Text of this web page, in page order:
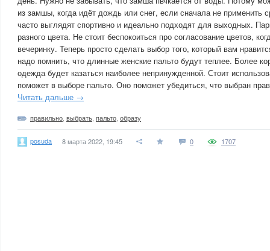
из замшы, когда идёт дождь или снег, если сначала не применить
часто выглядят спортивно и идеально подходят для выходных.
разного цвета. Не стоит беспокоиться про согласование цветов,
вечеринку. Теперь просто сделать выбор того, который вам
надо помнить, что длинные женские пальто будут теплее. Более
одежда будет казаться наиболее непринужденной. Стоит
поможет в выборе пальто. Оно поможет убедиться, что выбран
Читать дальше →
правильно выбрать пальто образу
posuda 8 марта 2022, 19:45 0 1707